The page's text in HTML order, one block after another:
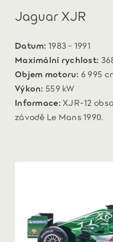
Jaguar XJR
Datum: 1983 - 1991
Maximální rychlost:
Objem motoru: 6 995
Výkon: 559 kW
Informace:XJR-12
závodě Le Mans 1990.